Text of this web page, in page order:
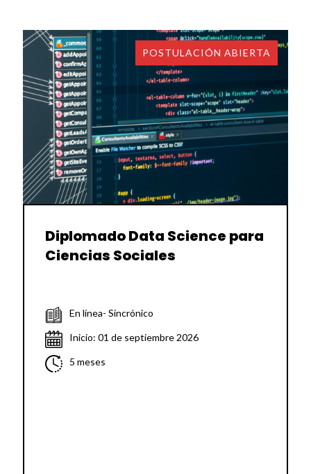
POSTULACIÓN ABIERTA
Diplomado Data Science para
Ciencias Sociales
En línea- Sincrónico
Inicio: 01 de septiembre 2026
5 meses